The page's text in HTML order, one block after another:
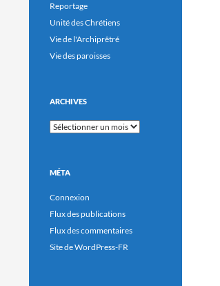
Reportage
Unité des Chrétiens
Vie de l'Archiprêtré
Vie des paroisses
ARCHIVES
Archives
MÉTA
Connexion
Flux des publications
Flux des commentaires
Site de WordPress-FR